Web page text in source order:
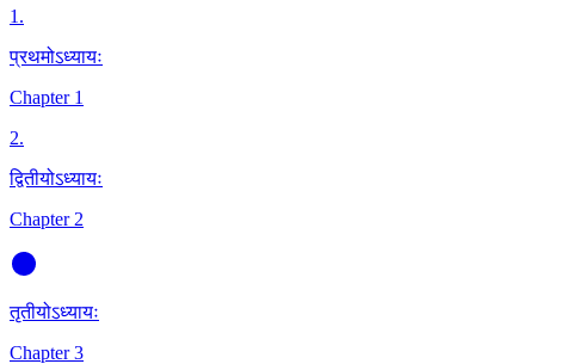
1.
प्रथमोऽध्यायः
Chapter 1
2.
द्वितीयोऽध्यायः
Chapter 2
तृतीयोऽध्यायः
Chapter 3